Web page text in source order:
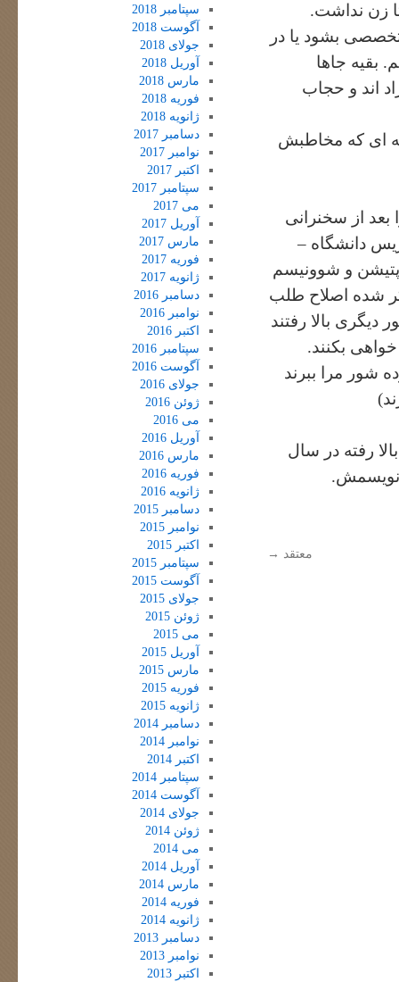
زن نداشت.
بشود یا در
بقیه جاها
اند و حجاب
ای که مخاطبش
بعد از سخنرانی
دانشگاه –
و شوونیسم
شده اصلاح طلب
بالا رفتند
بکنند.
شور مرا ببرند
رفته در سال
نویسمش.
معتقد →
سپتامبر 2018
آگوست 2018
جولای 2018
آوریل 2018
مارس 2018
فوریه 2018
ژانویه 2018
دسامبر 2017
نوامبر 2017
اکتبر 2017
سپتامبر 2017
می 2017
آوریل 2017
مارس 2017
فوریه 2017
ژانویه 2017
دسامبر 2016
نوامبر 2016
اکتبر 2016
سپتامبر 2016
آگوست 2016
جولای 2016
ژوئن 2016
می 2016
آوریل 2016
مارس 2016
فوریه 2016
ژانویه 2016
دسامبر 2015
نوامبر 2015
اکتبر 2015
سپتامبر 2015
آگوست 2015
جولای 2015
ژوئن 2015
می 2015
آوریل 2015
مارس 2015
فوریه 2015
ژانویه 2015
دسامبر 2014
نوامبر 2014
اکتبر 2014
سپتامبر 2014
آگوست 2014
جولای 2014
ژوئن 2014
می 2014
آوریل 2014
مارس 2014
فوریه 2014
ژانویه 2014
دسامبر 2013
نوامبر 2013
اکتبر 2013